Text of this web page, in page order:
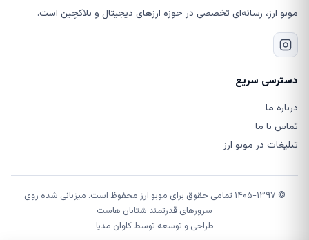
موبو ارز، رسانه‌ای تخصصی در حوزه ارزهای دیجیتال و بلاکچین است.
دسترسی سریع
درباره ما
تماس با ما
تبلیغات در موبو ارز
© ۱۴۰۵-۱۳۹۷ تمامی حقوق برای موبو ارز محفوظ است. میزبانی شده روی
سرورهای قدرتمند شتابان هاست
طراحی و توسعه توسطکاوان مدیا